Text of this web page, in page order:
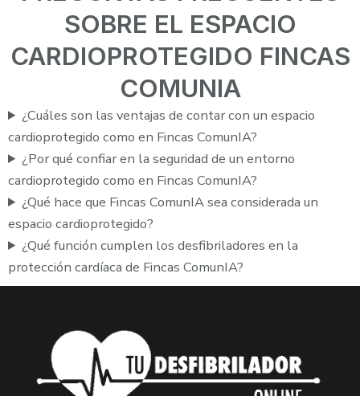
SOBRE EL ESPACIO
CARDIOPROTEGIDO FINCAS
COMUNIA
¿Cuáles son las ventajas de contar con un espacio
cardioprotegido como en Fincas ComunIA?
¿Por qué confiar en la seguridad de un entorno
cardioprotegido como en Fincas ComunIA?
¿Qué hace que Fincas ComunIA sea considerada un
espacio cardioprotegido?
¿Qué función cumplen los desfibriladores en la
protección cardíaca de Fincas ComunIA?